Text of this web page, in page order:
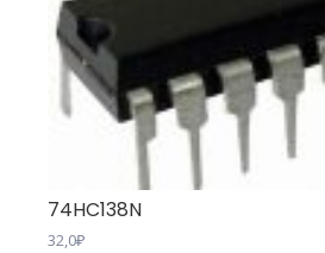
74HC138N
32,0₽